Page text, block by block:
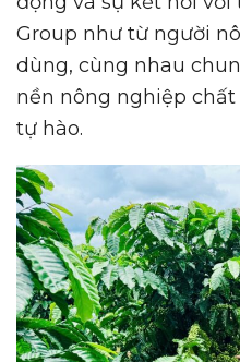
Group như từ người
dùng, cùng nhau
nền nông nghiệp
tự hào.